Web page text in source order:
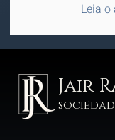
Leia
Jair